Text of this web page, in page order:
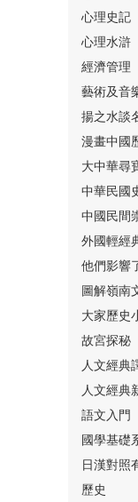
⑮
⑯
⑰
⑱
心理史記
心理水滸
經濟管理
藝術及音
揚之水談
漫畫中國
大中華尋
中華民國
中國民間
外國輕經
他們影響
圖解嶺南
大家歷史
故宮探秘
人文經典
人文經典
語文入門
國學基礎
日漢對照
歷史